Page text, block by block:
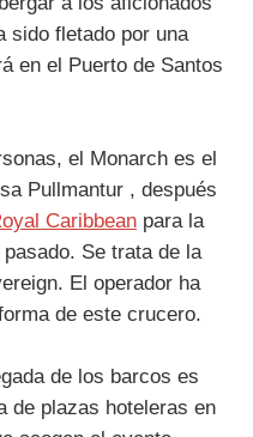
sido fletado por una
en el Puerto de Santos
el Monarch es el
Pullmantur , después
Caribbean para la
Se trata de la
El operador ha
de este crucero.
de los barcos es
de plazas hoteleras en